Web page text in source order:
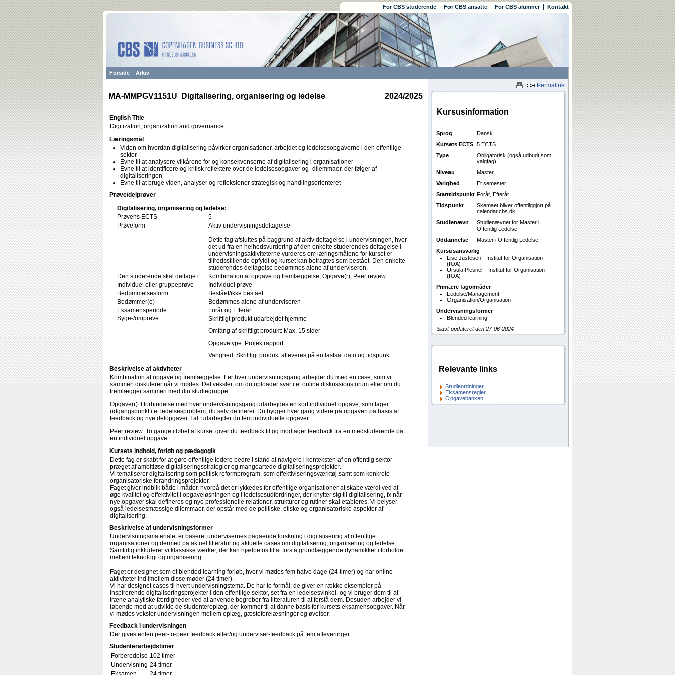
For CBS studerende For CBS ansatte For CBS alumner Kontakt
Forside Arkiv
Permalink
2024/2025
MA-MMPGV1151U Digitalisering, organisering og ledelse
English Title
Digitization, organization and governance
Læringsmål
Viden om hvordan digitalisering påvirker organisationer, arbejdet og ledelsesopgaverne i den offentlige
sektor
Evne til at analysere vilkårene for og konsekvenserne af digitalisering i organisationer
Evne til at identificere og kritisk reflektere over de ledelsesopgaver og -dilemmaer, der følger af
digitaliseringen
Evne til at bruge viden, analyser og refleksioner strategisk og handlingsorienteret
Prøve/delprøver
Digitalisering, organisering og ledelse:
Prøvens ECTS
5
Prøveform
Aktiv undervisningsdeltagelse
Dette fag afsluttes på baggrund af aktiv deltagelse i undervisningen, hvor
det ud fra en helhedsvurdering af den enkelte studerendes deltagelse i
undervisningsaktiviteterne vurderes om læringsmålene for kurset er
tilfredsstillende opfyldt og kurset kan betragtes som bestået. Den enkelte
studerendes deltagelse bedømmes alene af underviseren.
Den studerende skal deltage i
Kombination af opgave og fremlæggelse, Opgave(r), Peer review
Individuel eller gruppeprøve
Individuel prøve
Bedømmelsesform
Bestået/ikke bestået
Bedømmer(e)
Bedømmes alene af underviseren
Eksamensperiode
Forår og Efterår
Syge-/omprøve
Skriftligt produkt udarbejdet hjemme
Omfang af skriftligt produkt: Max. 15 sider
Opgavetype: Projektrapport
Varighed: Skriftligt produkt afleveres på en fastsat dato og tidspunkt.
Beskrivelse af aktiviteter
Kombination af opgave og fremlæggelse: Før hver undervisningsgang arbejder du med en case, som vi
sammen diskuterer når vi mødes. Det veksler, om du uploader svar i et online diskussionsforum eller om du
fremlægger sammen med din studiegruppe.
Opgave(r): I forbindelse med hver undervisningsgang udarbejdes en kort individuel opgave, som tager
udgangspunkt i et ledelsesproblem, du selv definerer. Du bygger hver gang videre på opgaven på basis af
feedback og nye delopgaver. I alt udarbejder du fem individuelle opgaver.
Peer review: To gange i løbet af kurset giver du feedback til og modtager feedback fra en medstuderende på
en individuel opgave.
Kursets indhold, forløb og pædagogik
Dette fag er skabt for at gøre offentlige ledere bedre i stand at navigere i konteksten af en offentlig sektor
præget af ambitiøse digitaliseringsstrategier og mangeartede digitaliseringsprojekter.
Vi tematiserer digitalisering som politisk reformprogram, som effektiviseringsværktøj samt som konkrete
organisatoriske forandringsprojekter.
Faget giver indblik både i måder, hvorpå det er lykkedes for offentlige organisationer at skabe værdi ved at
øge kvalitet og effektivitet i opgaveløsningen og i ledelsesudfordringer, der knytter sig til digitalisering, fx når
nye opgaver skal defineres og nye professionelle relationer, strukturer og rutiner skal etableres. Vi belyser
også ledelsesmæssige dilemmaer, der opstår med de politiske, etiske og organisatoriske aspekter af
digitalisering.
Beskrivelse af undervisningsformer
Undervisningsmaterialet er baseret undervisernes pågående forskning i digitalisering af offentlige
organisationer og dermed på aktuel litteratur og aktuelle cases om digitalisering, organisering og ledelse.
Samtidig inkluderer vi klassiske værker, der kan hjælpe os til at forstå grundlæggende dynamikker i forholdet
mellem teknologi og organisering.
Faget er designet som et blended learning forløb, hvor vi mødes fem halve dage (24 timer) og har online
aktiviteter ind imellem disse møder (24 timer).
Vi har designet cases til hvert undervisningstema. De har to formål: de giver en række eksempler på
inspirerende digitaliseringsprojekter i den offentlige sektor, set fra en ledelsesvinkel, og vi bruger dem til at
træne analytiske færdigheder ved at anvende begreber fra litteraturen til at forstå dem. Desuden arbejder vi
løbende med at udvikle de studenteroplæg, der kommer til at danne basis for kursets eksamensopgaver. Når
vi mødes veksler undervisningen mellem oplæg, gæsteforelæsninger og øvelser.
Feedback i undervisningen
Der gives enten peer-to-peer feedback eller/og underviser-feedback på fem afleveringer.
Studenterarbejdstimer
Forberedelse 102 timer
Undervisning 24 timer
Kursusinformation
Sprog
Dansk
Kursets ECTS 5 ECTS
Type
Obligatorisk (også udbudt som
valgfag)
Niveau
Master
Varighed
Et semester
Starttidspunkt Forår, Efterår
Tidspunkt
Skemaet bliver offentliggjort på
calendar.cbs.dk
Studienævn
Studienævnet for Master i
Offentlig Ledelse
Uddannelse
Master i Offentlig Ledelse
Kursusansvarlig
Lise Justesen - Institut for Organisation
(IOA)
Ursula Plesner - Institut for Organisation
(IOA)
Primære fagområder
Ledelse/Management
Organisation/Organisation
Undervisningsformer
Blended learning
Sidst opdateret den 27-06-2024
Relevante links
Studieordninger
Eksamensregler
Opgavebanken